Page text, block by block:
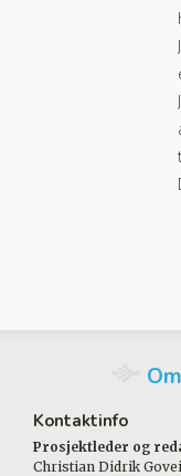
Kontaktinfo
Prosjektleder og
Christian Didrik